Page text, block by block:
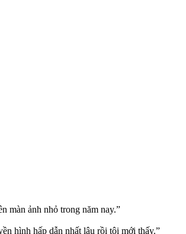
màn ảnh nhỏ trong năm nay.”
hình hấp dẫn nhất lâu rồi tôi mới thấy.”